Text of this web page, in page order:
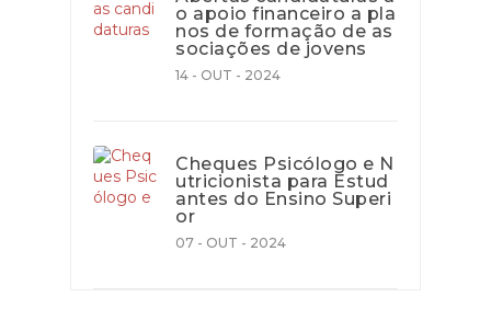
o apoio financeiro a pla
nos de formação de as
sociações de jovens
14 - OUT - 2024
Cheques Psicólogo e N
utricionista para Estud
antes do Ensino Superi
or
07 - OUT - 2024